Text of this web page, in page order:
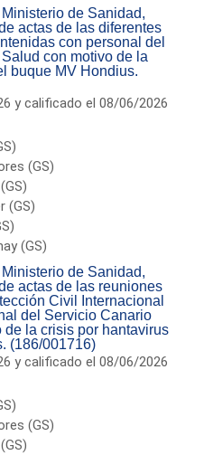
de Sanidad,
actas de las diferentes
con personal del
con motivo de la
buque MV Hondius.
y calificado el 08/06/2026
(GS)
(GS)
(GS)
de Sanidad,
actas de las reuniones
Civil Internacional
del Servicio Canario
la crisis por hantavirus
(186/001716)
y calificado el 08/06/2026
(GS)